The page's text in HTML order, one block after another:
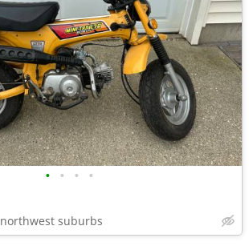
• • • •
northwest suburbs